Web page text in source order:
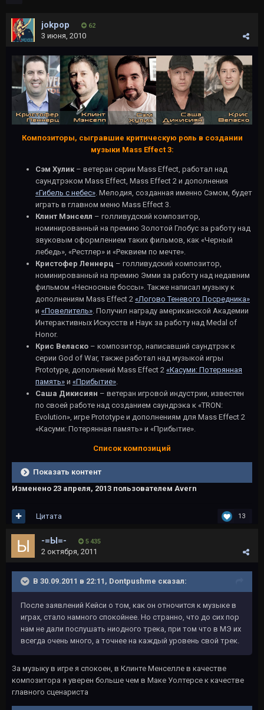
jokpop 62
3 июня, 2010
Композиторы, сыгравшие критическую роль в создании
музыки Mass Effect 3:
Сэм Хулик – ветеран серии Mass Effect, работал над
саундтрэком Mass Effect, Mass Effect 2 и дополнения
«Гибель с небес» . Мелодия, созданная именно Сэмом, будет
играть в главном меню Mass Effect 3.
Клинт Мэнселл – голливудский композитор,
номинированный на премию Золотой Глобуc за работу над
звуковым оформлением таких фильмов, как «Черный
лебедь», «Рестлер» и «Реквием по мечте».
Кристофер Леннерц – голливудский композитор,
номинированный на премию Эмми за работу над недавним
фильмом «Несносные боссы». Также написал музыку к
дополнениям Mass Effect 2 «Логово Теневого Посредника»
и «Повелитель» . Получил награду американской Академии
Интерактивных Искусств и Наук за работу над Medal of
Honor.
Крис Веласко – композитор, написавший саундтрэк к
серии God of War, также работал над музыкой игры
Prototype, дополнений Mass Effect 2 «Касуми: Потерянная
память» и «Прибытие»
Саша Дикисиян – ветеран игровой индустрии, известен
по своей работе над созданием саундрэка к «TRON:
Evolution», игре Prototype и дополнениям для Mass Effect 2
«Касуми: Потерянная память» и «Прибытие».
Список композиций
Показать контент
Изменено 23 апреля, 2013 пользователем Avern
13
Цитата
-=Ы=- 5 435
2 октября, 2011
В 30.09.2011 в 22:11, Dontpushme сказал:
После заявлений Кейси о том, как он отночится к музыке в
играх, стало намного спокойнее. Но странно, что до сих пор
нам не дали послушать ниодного трека, при том что в МЭ их
всегда очень много, а точнее на каждый уровень свой трек.
За музыку в игре я спокоен, в Клинте Менселле в качестве
композитора я уверен больше чем в Маке Уолтерсе к качестве
главного сценариста